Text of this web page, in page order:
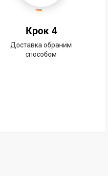
Крок 4
Доставка обраним
способом